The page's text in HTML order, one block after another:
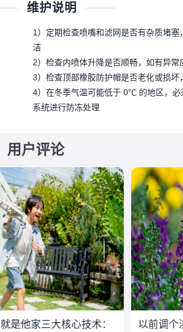
维护说明
1）定期检查喷嘴和滤网是否有杂质堵塞
洁
2）检查内喷体升降是否顺畅，如有异常
3）检查顶部橡胶防护帽是否老化或损坏
4）在冬季气温可能低于 0℃ 的地区，必
系统进行防冻处理
用户评论
核心技术：
以前调个浇水时间得